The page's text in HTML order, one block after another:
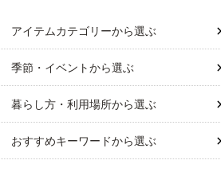
アイテムカテゴリーから選ぶ
季節・イベントから選ぶ
暮らし方・利用場所から選ぶ
おすすめキーワードから選ぶ